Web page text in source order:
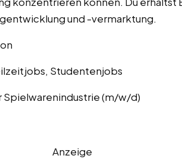
und -vermarktung.
Studentenjobs
Spielwarenindustrie (m/w/d)
Anzeige